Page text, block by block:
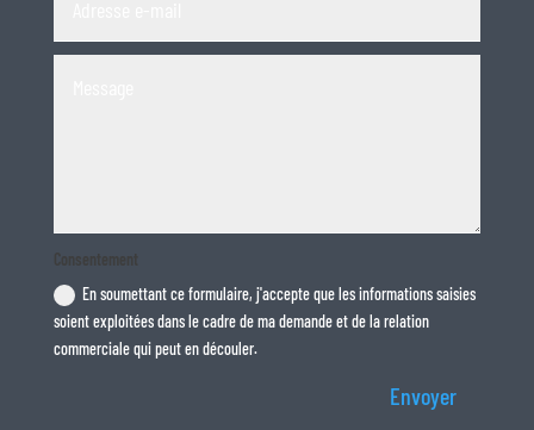
Consentement
En soumettant ce formulaire, j'accepte que les informations saisies
soient exploitées dans le cadre de ma demande et de la relation
commerciale qui peut en découler.
Envoyer